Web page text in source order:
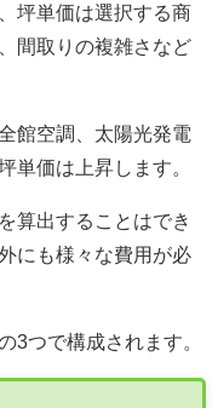
坪単価は選択する商
間取りの複雑さなど
館空調、太陽光発電
単価は上昇します。
算出することはでき
にも様々な費用が必
3つで構成されます。